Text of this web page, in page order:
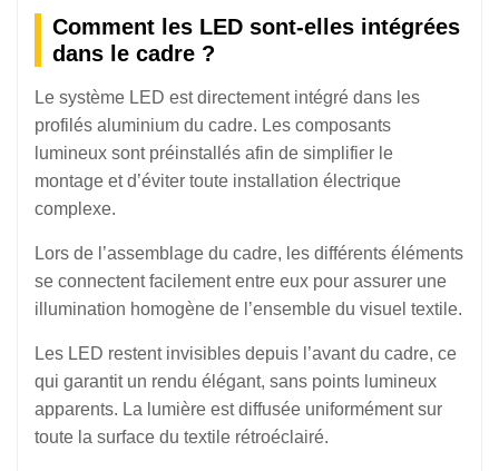
Comment les LED sont-elles intégrées
dans le cadre ?
Le système LED est directement intégré dans les
profilés aluminium du cadre. Les composants
lumineux sont préinstallés afin de simplifier le
montage et d’éviter toute installation électrique
complexe.
Lors de l’assemblage du cadre, les différents éléments
se connectent facilement entre eux pour assurer une
illumination homogène de l’ensemble du visuel textile.
Les LED restent invisibles depuis l’avant du cadre, ce
qui garantit un rendu élégant, sans points lumineux
apparents. La lumière est diffusée uniformément sur
toute la surface du textile rétroéclairé.